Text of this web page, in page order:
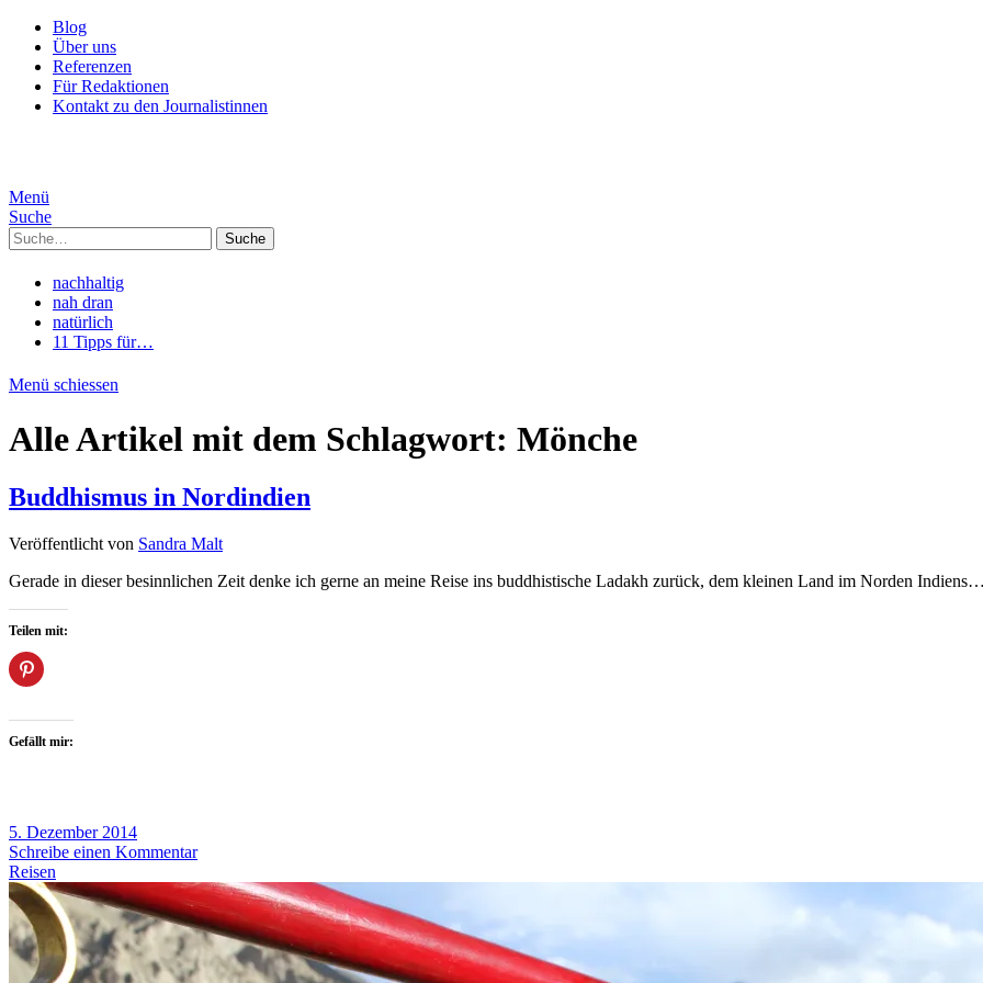
Blog
Über uns
Referenzen
Für Redaktionen
Kontakt zu den Journalistinnen
Menü
Suche
Suche
nachhaltig
nah dran
natürlich
11 Tipps für…
Menü schiessen
Alle Artikel mit dem Schlagwort: Mönche
Buddhismus in Nordindien
Veröffentlicht von Sandra Malt
Gerade in dieser besinnlichen Zeit denke ich gerne an meine Reise ins buddhistische Ladakh zurück, dem kleinen Land im Norden
Teilen mit:
Gefällt mir:
5. Dezember 2014
Schreibe einen Kommentar
Reisen